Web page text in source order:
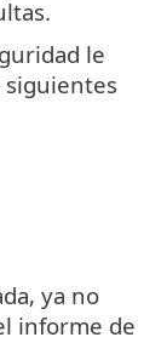
le
siguientes
ya no
informe de